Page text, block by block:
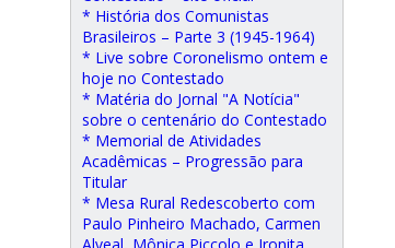
* História dos Comunistas
Brasileiros – Parte 3 (1945-1964)
* Live sobre Coronelismo ontem e
hoje no Contestado
* Matéria do Jornal "A Notícia"
sobre o centenário do Contestado
* Memorial de Atividades
Acadêmicas – Progressão para
Titular
* Mesa Rural Redescoberto com
Paulo Pinheiro Machado, Carmen